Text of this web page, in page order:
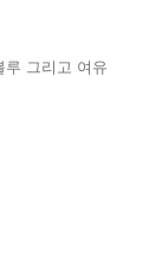
루 그리고 여유